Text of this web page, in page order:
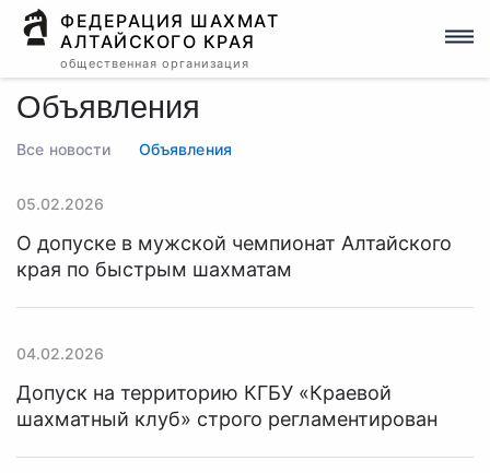
ФЕДЕРАЦИЯ ШАХМАТ
АЛТАЙСКОГО КРАЯ
общественная организация
Объявления
Все новости Объявления
05.02.2026
О допуске в мужской чемпионат Алтайского
края по быстрым шахматам
04.02.2026
Допуск на территорию КГБУ «Краевой
шахматный клуб» строго регламентирован